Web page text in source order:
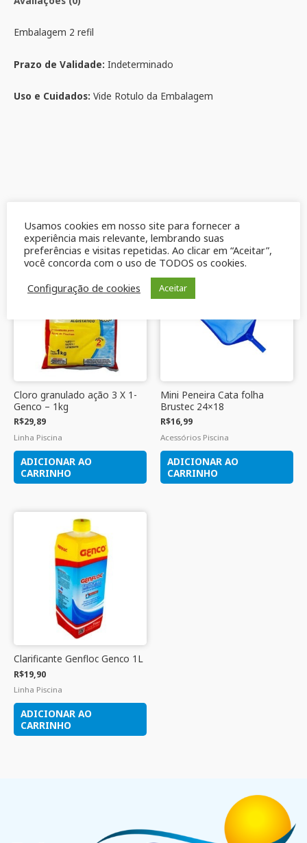
Embalagem 2 refil
Prazo de Validade: Indeterminado
Uso e Cuidados: Vide Rotulo da Embalagem
Produtos relacionados
Cloro granulado ação 3 X 1-
Genco – 1kg
R$29,89
Linha Piscina
ADICIONAR AO
CARRINHO
Mini Peneira Cata folha
Brustec 24×18
R$16,99
Acessórios Piscina
ADICIONAR AO
CARRINHO
Clarificante Genfloc Genco 1L
R$19,90
Linha Piscina
ADICIONAR AO
CARRINHO
Usamos cookies em nosso site para fornecer a
experiência mais relevante, lembrando suas
preferências e visitas repetidas. Ao clicar em “Aceitar”,
você concorda com o uso de TODOS os cookies.
Configuração de cookies
Aceitar